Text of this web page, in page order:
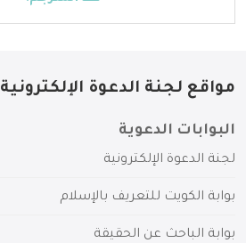
مواقع لجنة الدعوة الإلكترونية
البوابات الدعوية
لجنة الدعوة الإلكترونية
بوابة الكويت للتعريف بالإسلام
بوابة الباحث عن الحقيقة